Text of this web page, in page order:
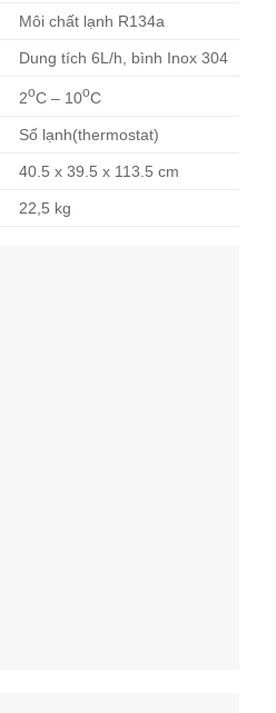
Môi chất lạnh R134a
Dung tích 6L/h, bình Inox 304
2oC – 10oC
Số lạnh(thermostat)
40.5 x 39.5 x 113.5 cm
22,5 kg